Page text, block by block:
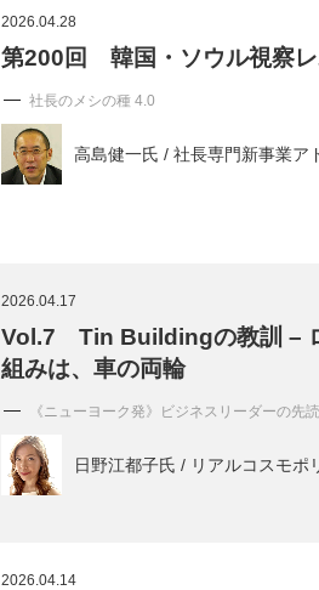
2026.04.28
第200回 韓国・ソウル視察レ
社長のメシの種 4.0
高島健一氏 / 社長専門新事業ア
2026.04.17
Vol.7 Tin Buildingの教訓 –
組みは、車の両輪
《ニューヨーク発》ビジネスリーダーの先
日野江都子氏 / リアルコスモポ
2026.04.14